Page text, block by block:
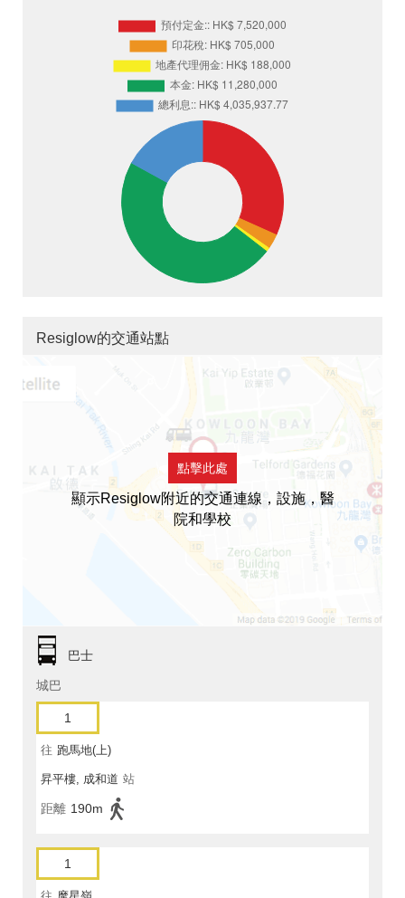
Resiglow的交通站點
點擊此處
顯示Resiglow附近的交通連線，設施，醫
院和學校
巴士
城巴
1
往 跑馬地(上)
昇平樓, 成和道 站
距離 190m
1